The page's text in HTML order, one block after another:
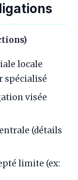
locale
spécialisé
visée
(détails
limite (ex: